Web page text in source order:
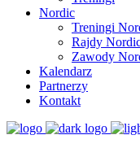
Nordic
Treningi
Rajdy
Zawody
Kalendarz
Partnerzy
Kontakt